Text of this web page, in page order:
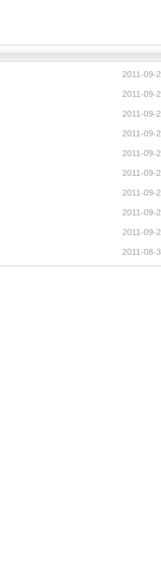
2011-09-
2011-09-
2011-09-
2011-09-
2011-09-
2011-09-
2011-09-
2011-09-
2011-09-
2011-08-